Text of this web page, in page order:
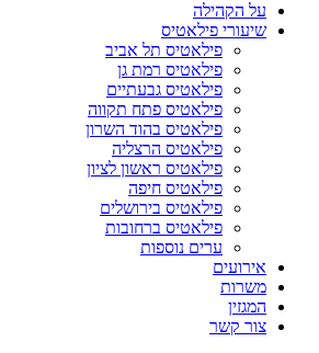
על הקהילה
שיעורי פילאטיס
פילאטיס תל אביב
פילאטיס רמת גן
פילאטיס גבעתיים
פילאטיס פתח תקווה
פילאטיס בהוד השרון
פילאטיס הרצליה
פילאטיס ראשון לציון
פילאטיס חיפה
פילאטיס בירושלים
פילאטיס ברחובות
ערים נוספות
אירועים
משרות
המגזין
צור קשר